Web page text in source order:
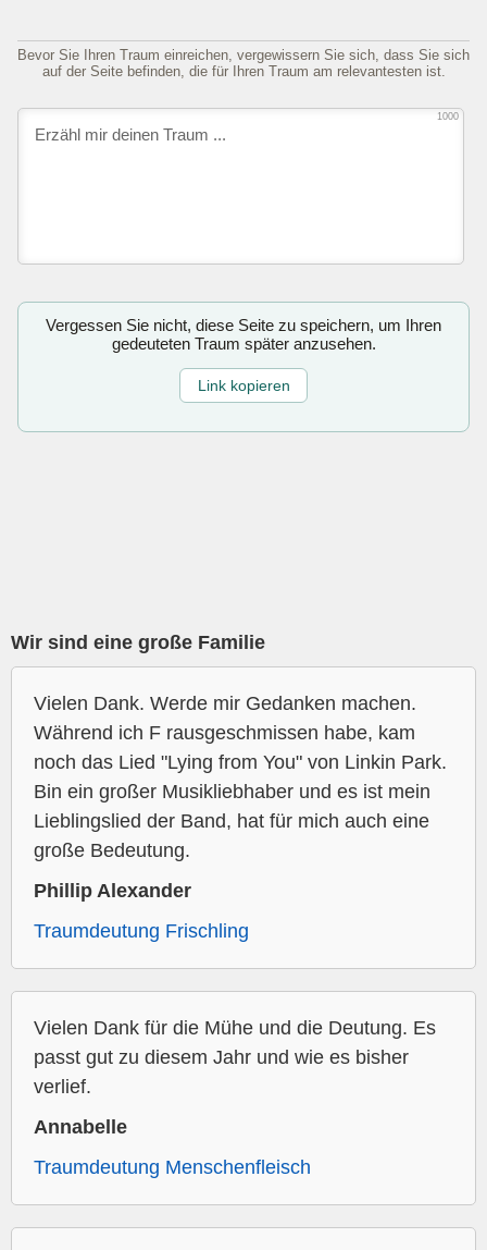
Bevor Sie Ihren Traum einreichen, vergewissern Sie sich, dass Sie sich
auf der Seite befinden, die für Ihren Traum am relevantesten ist.
1000
Vergessen Sie nicht, diese Seite zu speichern, um Ihren
gedeuteten Traum später anzusehen.
Link kopieren
Wir sind eine große Familie
Vielen Dank. Werde mir Gedanken machen.
Während ich F rausgeschmissen habe, kam
noch das Lied "Lying from You" von Linkin Park.
Bin ein großer Musikliebhaber und es ist mein
Lieblingslied der Band, hat für mich auch eine
große Bedeutung.
Phillip Alexander
Traumdeutung Frischling
Vielen Dank für die Mühe und die Deutung. Es
passt gut zu diesem Jahr und wie es bisher
verlief.
Annabelle
Traumdeutung Menschenfleisch